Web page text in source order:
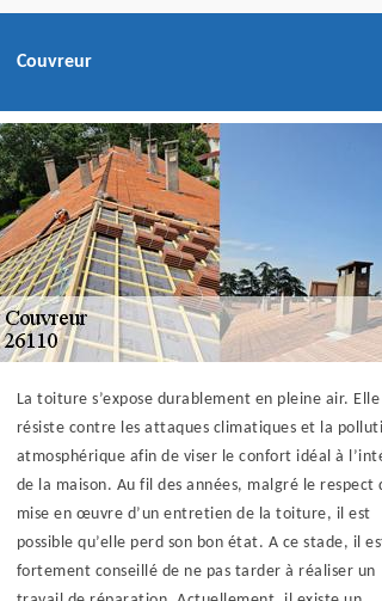
Couvreur
La toiture s’expose durablement en pleine air. Elle
résiste contre les attaques climatiques et la
atmosphérique afin de viser le confort idéal à
de la maison. Au fil des années, malgré le respect
mise en œuvre d’un entretien de la toiture, il est
possible qu’elle perd son bon état. A ce stade, il
fortement conseillé de ne pas tarder à réaliser un